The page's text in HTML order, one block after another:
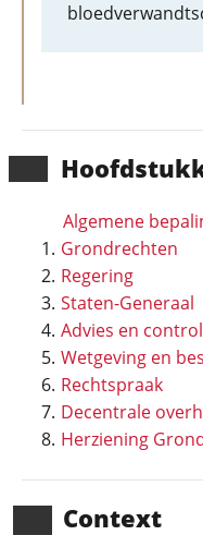
Algemene
Grondrechten
Regering
Staten-Generaal
Advies en
Wetgeving en
Rechtspraak
Decentrale
Herziening
Context